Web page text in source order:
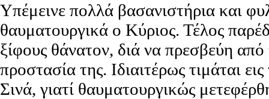
Υπέμεινε πολλά βασανιστήρια και
θαυματουργικά ο Κύριος. Τέλος
ξίφους θάνατον, διά να πρεσβεύη από
προστασία της. Ιδιαιτέρως τιμάται
Σινά, γιατί θαυματουργικώς